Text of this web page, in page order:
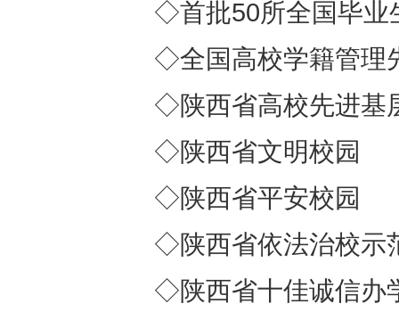
◇首批50所全国毕业
◇全国高校学籍管理
◇陕西省高校先进基
◇陕西省文明校园
◇陕西省平安校园
◇陕西省依法治校示
◇陕西省十佳诚信办